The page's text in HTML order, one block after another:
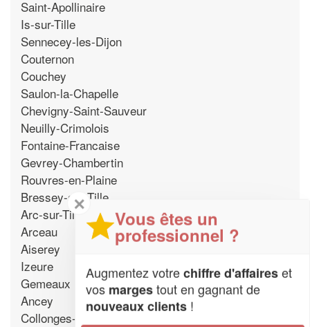
Saint-Apollinaire
Is-sur-Tille
Sennecey-les-Dijon
Couternon
Couchey
Saulon-la-Chapelle
Chevigny-Saint-Sauveur
Neuilly-Crimolois
Fontaine-Francaise
Gevrey-Chambertin
Rouvres-en-Plaine
Bressey-sur-Tille
Arc-sur-Tille
Arceau
Aiserey
Izeure
Gemeaux
Ancey
Collonges-et-Premieres
✕
Vous êtes un
professionnel ?
Augmentez votrechiffre d'affaireset
vos margestout en gagnant de
nouveaux clients !